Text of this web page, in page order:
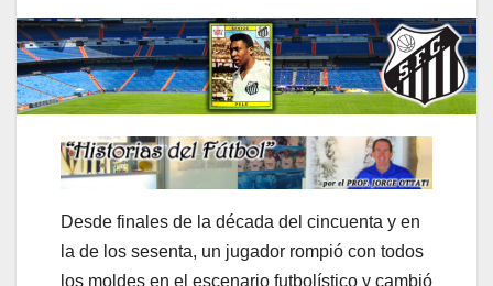
Desde finales de la década del cincuenta y en
la de los sesenta, un jugador rompió con todos
los moldes en el escenario futbolístico y cambió